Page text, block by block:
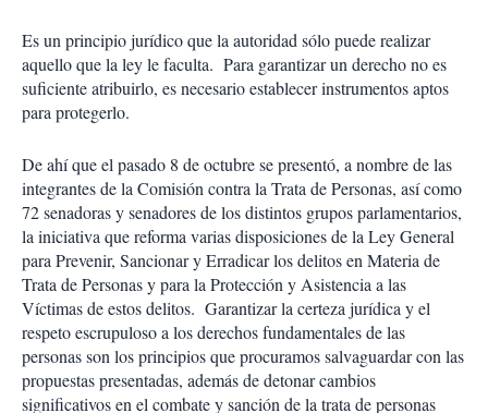
Es un principio jurídico que la autoridad sólo puede realizar
aquello que la ley le faculta. Para garantizar un derecho no es
suficiente atribuirlo, es necesario establecer instrumentos aptos
para protegerlo.
De ahí que el pasado 8 de octubre se presentó, a nombre de las
integrantes de la Comisión contra la Trata de Personas, así como
72 senadoras y senadores de los distintos grupos parlamentarios,
la iniciativa que reforma varias disposiciones de la Ley General
para Prevenir, Sancionar y Erradicar los delitos en Materia de
Trata de Personas y para la Protección y Asistencia a las
Víctimas de estos delitos. Garantizar la certeza jurídica y el
respeto escrupuloso a los derechos fundamentales de las
personas son los principios que procuramos salvaguardar con las
propuestas presentadas, además de detonar cambios
significativos en el combate y sanción de la trata de personas